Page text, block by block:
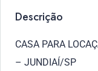
Descrição
CASA PARA
– JUNDIAÍ/SP